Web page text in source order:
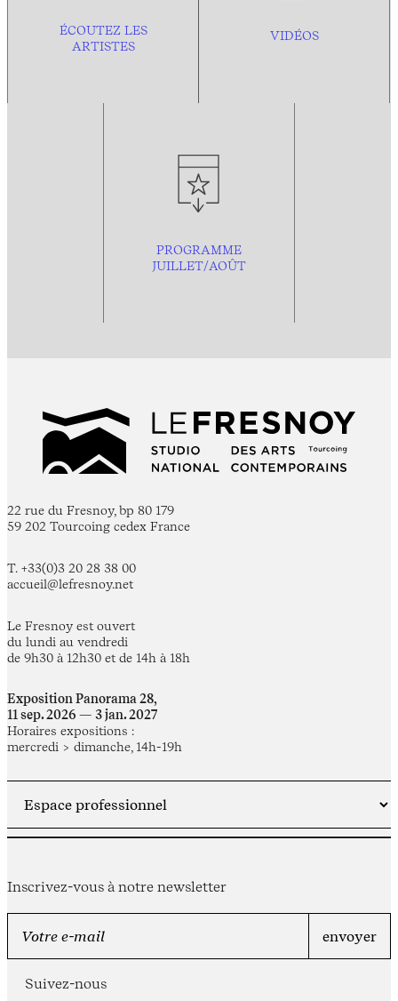
ÉCOUTEZ LES
ARTISTES
VIDÉOS
PROGRAMME
JUILLET/AOÛT
22 rue du Fresnoy, bp 80 179
59 202 Tourcoing cedex France
T. +33(0)3 20 28 38 00
accueil@lefresnoy.net
Le Fresnoy est ouvert
du lundi au vendredi
de 9h30 à 12h30 et de 14h à 18h
Exposition Panorama 28,
11 sep. 2026 — 3 jan. 2027
Horaires expositions :
mercredi > dimanche, 14h-19h
Inscrivez-vous à notre newsletter
Suivez-nous